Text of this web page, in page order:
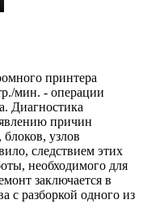
принтера
мин. - операции
Диагностика
причин
узлов
следствием этих
необходимого для
заключается в
с разборкой одного из